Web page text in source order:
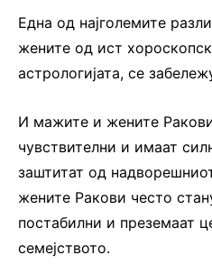
Една од најголемите
жените од ист
астрологијата, се
И мажите и жените
чувствителни и имаат
заштитат од
жените Ракови често
постабилни и преземаат
семејството.